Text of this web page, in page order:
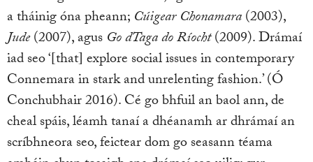
a tháinig óna pheann; Cúigear Chonamara(2003),
Jude(2007), agus Go dTaga do Ríocht(2009). Drámaí
iad seo ‘[that] explore social issues in contemporary
Connemara in stark and unrelenting fashion.’ (Ó
Conchubhair 2016). Cé go bhfuil an baol ann, de
cheal spáis, léamh tanaí a dhéanamh ar dhrámaí an
scríbhneora seo, feictear dom go seasann téama